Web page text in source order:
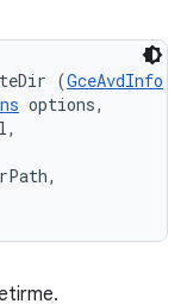
(GceAvdInfo
options,